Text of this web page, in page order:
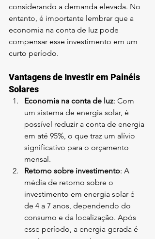
considerando a demanda elevada. No
entanto, é importante lembrar que a
economia na conta de luz pode
compensar esse investimento em um
curto período.
Vantagens de Investir em Painéis
Solares
Economia na conta de luz: Com
um sistema de energia solar, é
possível reduzir a conta de energia
em até 95%, o que traz um alívio
significativo para o orçamento
mensal.
Retorno sobre investimento: A
média de retorno sobre o
investimento em energia solar é
de 4 a 7 anos, dependendo do
consumo e da localização. Após
esse período, a energia gerada é